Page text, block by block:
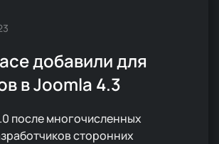
добавили для
в Joomla 4.3
после многочисленных
сторонних